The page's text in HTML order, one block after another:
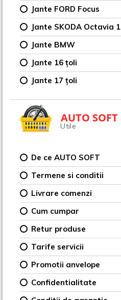
Jante FORD Focus
Jante SKODA Octavia 1
Jante BMW
Jante 16 țoli
Jante 17 țoli
AUTO SOFT
Utile
De ce AUTO SOFT
Termene si conditii
Livrare comenzi
Cum cumpar
Retur produse
Tarife servicii
Promotii anvelope
Confidentialitate